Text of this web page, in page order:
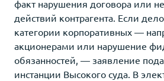
факт нарушения договора или
действий контрагента. Если
категории корпоративных —
акционерами или нарушение
обязанностей, — заявление
инстанции Высокого суда. В